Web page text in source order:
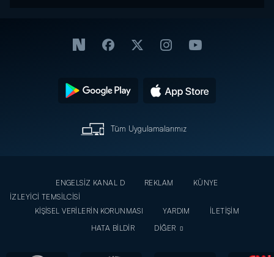
Tüm Uygulamalarımız
ENGELSİZ KANAL D REKLAM
KÜNYE
İZLEYİCİ TEMSİLCİSİ
KİŞİSEL VERİLERİN KORUNMASI
YARDIM
İLETİŞİM
HATA BİLDİR
DİĞER